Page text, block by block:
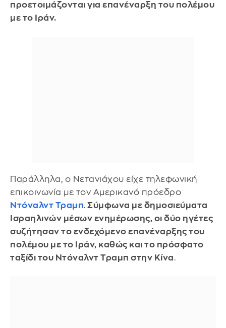
προετοιμάζονται για επανέναρξη του πολέμου
με το Ιράν.
Παράλληλα, ο Νετανιάχου είχε τηλεφωνική
επικοινωνία με τον Αμερικανό πρόεδρο
Ντόναλντ Τραμπ. Σύμφωνα με δημοσιεύματα
Ισραηλινών μέσων ενημέρωσης, οι δύο ηγέτες
συζήτησαν το ενδεχόμενο επανέναρξης του
πολέμου με το Ιράν, καθώς και το πρόσφατο
ταξίδι του Ντόναλντ Τραμπ στην Κίνα.